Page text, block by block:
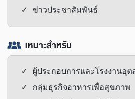
ข่าวประชาสัมพันธ์
เหมาะสำหรับ
ผู้ประกอบการและโรงงานอุ
กลุ่มธุรกิจอาหารเพื่อสุขภาพ